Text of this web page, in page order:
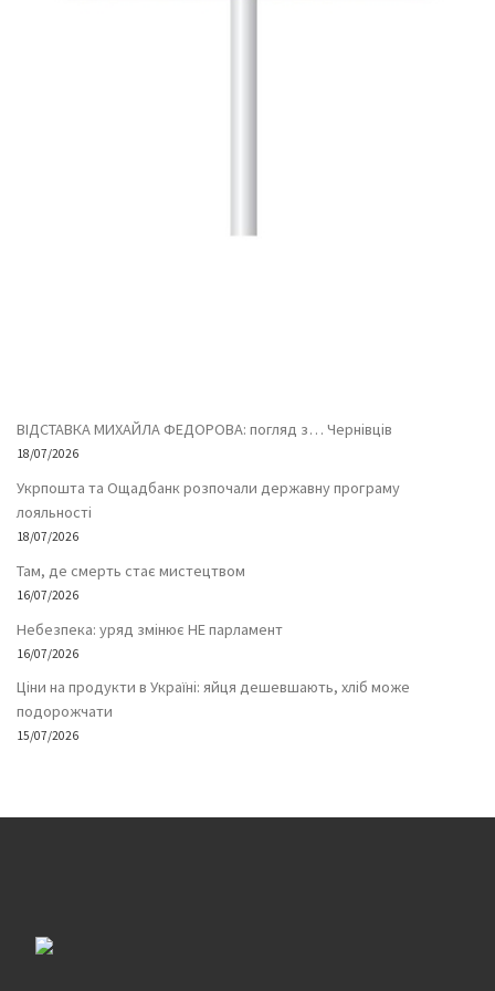
ВІДСТАВКА МИХАЙЛА ФЕДОРОВА: погляд з… Чернівців
18/07/2026
Укрпошта та Ощадбанк розпочали державну програму
лояльності
18/07/2026
Там, де смерть стає мистецтвом
16/07/2026
Небезпека: уряд змінює НЕ парламент
16/07/2026
Ціни на продукти в Україні: яйця дешевшають, хліб може
подорожчати
15/07/2026